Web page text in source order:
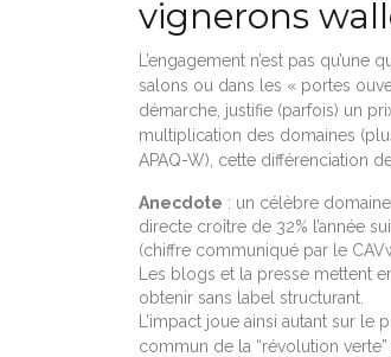
vignerons
L’engagement n’est pas
salons ou dans les « portes
démarche, justifie (parfois) un
multiplication des domaines
APAQ-W), cette différenciation
Anecdote : un célèbre
directe croître de 32% l’année
(chiffre communiqué par le
Les blogs et la presse mettent
obtenir sans label structurant.
L’impact joue ainsi autant sur
commun de la “révolution verte”